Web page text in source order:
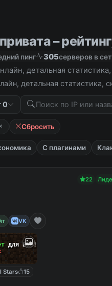
–
пинг 305серверов в
детальная
детальная статистика,
0
Сбросить
С плагинами
22
VK
для Вас!
Stars
15